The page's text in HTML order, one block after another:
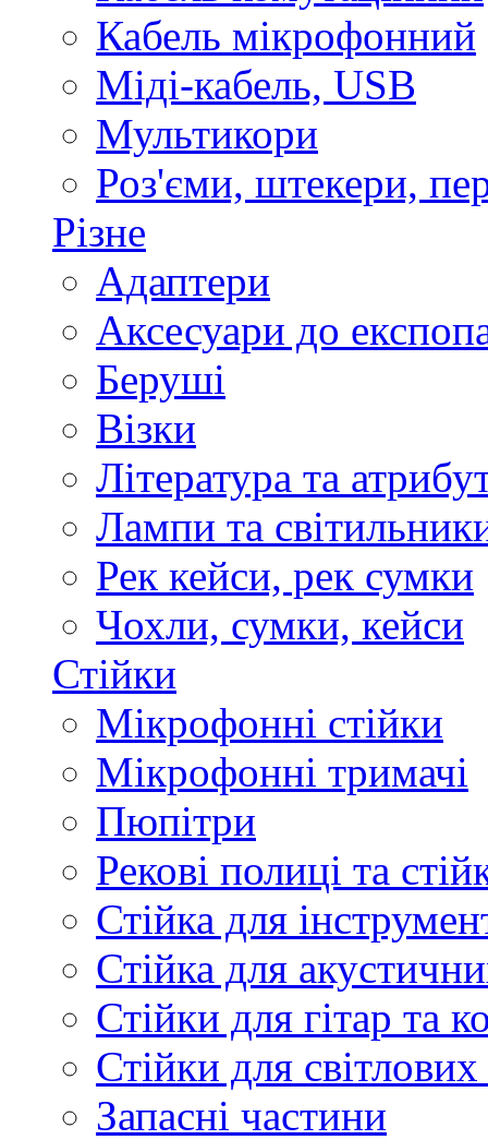
Кабель мікрофонний
Міді-кабель, USB
Мультикори
Роз'єми, штекери,
Різне
Адаптери
Аксесуари до
Беруші
Візки
Література та
Лампи та
Рек кейси, рек сумки
Чохли, сумки, кейси
Стійки
Мікрофонні стійки
Мікрофонні тримачі
Пюпітри
Рекові полиці та
Стійка для
Стійка для
Стійки для гітар та
Стійки для
Запасні частини